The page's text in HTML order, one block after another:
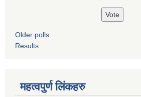
Older polls
Results
महत्वपुर्ण लिंकहरु